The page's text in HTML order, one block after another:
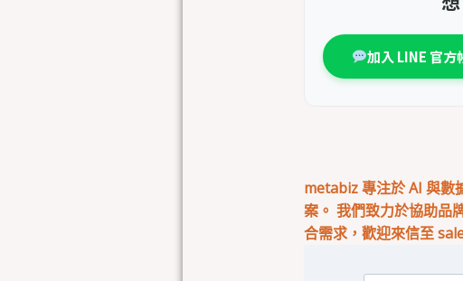
加入 LINE 官方
metabiz 專注於 AI 與數
案。 我們致力於協助品
合需求，歡迎來信至